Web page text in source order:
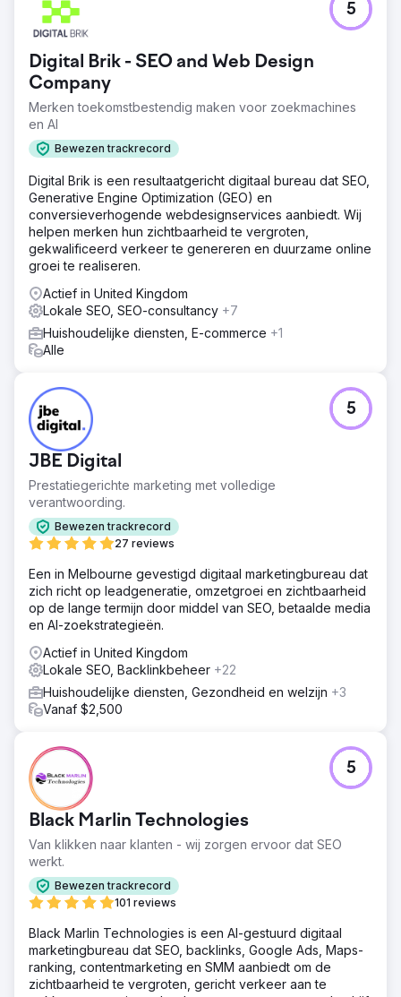
Verbetering van de prestaties van de website in zijn
geheel.
Oplossing
Website audit en correctie van alles in overeenstemming
met dit rapport op een doorlopende basis dagelijks.
Correctie van fouten, bijvoorbeeld, dubbele titeltags,
contentproblemen, 4xx-statuscode, geen omleidingen of
canoniek en correctie hiervan. Metabeschrijvingen
toevoegen aan alles, om er maar een paar te noemen
Resultaat
Doorlopend
Naar bureaupagina
Digital Brik - SEO and Web Design
Company
Merken toekomstbestendig maken voor zoekmachines
en AI
Bewezen trackrecord
5
Digital Brik is een resultaatgericht digitaal bureau dat SEO,
Generative Engine Optimization (GEO) en
conversieverhogende webdesignservices aanbiedt. Wij
helpen merken hun zichtbaarheid te vergroten,
gekwalificeerd verkeer te genereren en duurzame online
groei te realiseren.
Actief in United Kingdom
Lokale SEO, SEO-consultancy +7
Huishoudelijke diensten, E-commerce +1
Alle
JBE Digital
Prestatiegerichte marketing met volledige
verantwoording.
Bewezen trackrecord
27 reviews
5
Een in Melbourne gevestigd digitaal marketingbureau dat
zich richt op leadgeneratie, omzetgroei en zichtbaarheid
op de lange termijn door middel van SEO, betaalde media
en AI-zoekstrategieën.
Actief in United Kingdom
Lokale SEO, Backlinkbeheer +22
Huishoudelijke diensten, Gezondheid en welzijn +3
Vanaf $2,500
Black Marlin Technologies
Van klikken naar klanten - wij zorgen ervoor dat SEO
werkt.
Bewezen trackrecord
101 reviews
5
Black Marlin Technologies is een AI-gestuurd digitaal
marketingbureau dat SEO, backlinks, Google Ads, Maps-
ranking, contentmarketing en SMM aanbiedt om de
zichtbaarheid te vergroten, gericht verkeer aan te